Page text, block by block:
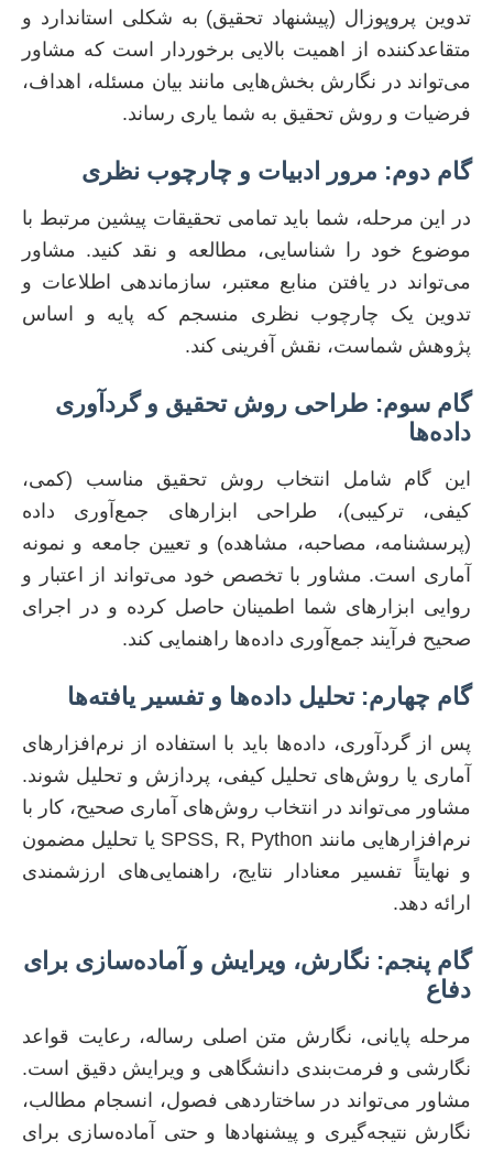
تدوین پروپوزال (پیشنهاد تحقیق) به شکلی استاندارد و
متقاعدکننده از اهمیت بالایی برخوردار است که مشاور
می‌تواند در نگارش بخش‌هایی مانند بیان مسئله، اهداف،
فرضیات و روش تحقیق به شما یاری رساند.
گام دوم: مرور ادبیات و چارچوب نظری
در این مرحله، شما باید تمامی تحقیقات پیشین مرتبط با
موضوع خود را شناسایی، مطالعه و نقد کنید. مشاور
می‌تواند در یافتن منابع معتبر، سازماندهی اطلاعات و
تدوین یک چارچوب نظری منسجم که پایه و اساس
پژوهش شماست، نقش آفرینی کند.
گام سوم: طراحی روش تحقیق و گردآوری
داده‌ها
این گام شامل انتخاب روش تحقیق مناسب (کمی،
کیفی، ترکیبی)، طراحی ابزارهای جمع‌آوری داده
(پرسشنامه، مصاحبه، مشاهده) و تعیین جامعه و نمونه
آماری است. مشاور با تخصص خود می‌تواند از اعتبار و
روایی ابزارهای شما اطمینان حاصل کرده و در اجرای
صحیح فرآیند جمع‌آوری داده‌ها راهنمایی کند.
گام چهارم: تحلیل داده‌ها و تفسیر یافته‌ها
پس از گردآوری، داده‌ها باید با استفاده از نرم‌افزارهای
آماری یا روش‌های تحلیل کیفی، پردازش و تحلیل شوند.
مشاور می‌تواند در انتخاب روش‌های آماری صحیح، کار با
نرم‌افزارهایی مانند SPSS, R, Python یا تحلیل مضمون
و نهایتاً تفسیر معنادار نتایج، راهنمایی‌های ارزشمندی
ارائه دهد.
گام پنجم: نگارش، ویرایش و آماده‌سازی برای
دفاع
مرحله پایانی، نگارش متن اصلی رساله، رعایت قواعد
نگارشی و فرمت‌بندی دانشگاهی و ویرایش دقیق است.
مشاور می‌تواند در ساختاردهی فصول، انسجام مطالب،
نگارش نتیجه‌گیری و پیشنهادها و حتی آماده‌سازی برای